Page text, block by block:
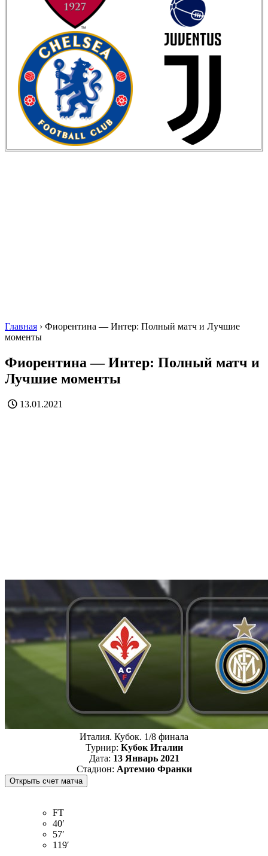
Главная › Фиорентина — Интер: Полный матч и Лучшие
моменты
Фиорентина — Интер: Полный матч и
Лучшие моменты
13.01.2021
Италия. Кубок. 1/8 финала
Турнир: Кубок Италии
Дата: 13 Январь 2021
Стадион: Артемио Франки
FT
40′
57′
119′